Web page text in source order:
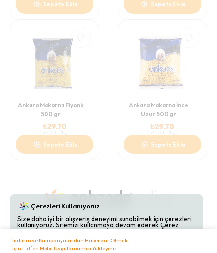
İndirim ve Kampanyalardan Haberdar Olmak
İçin Lütfen Mobil Uygulamamızı Yükleyiniz
Sepete Ekle Sepete Ekle
Ankara Makarna Fiyonk
500 gr
₺29.70
Sepete Ekle
Ankara Makarna İnce
Uzun 500 gr
₺29.70
Sepete Ekle
Gizlilik PolitikalarıHakkımızdaBize Ulaşın
Çerezleri Kullanıyoruz
Size daha iyi bir alışveriş deneyimi sunabilmek için çerezleri
kullanıyoruz. Sitemizi kullanmaya devam ederek Çerez
Politikamızı kabul etmiş olursunuz. Detaylı bilgi almak için
Çerez Politikamızı
inceleyebilirsiniz.